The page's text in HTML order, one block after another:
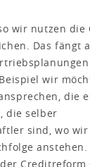
wir nutzen die
Das fängt
wir
die
die selber
sind, wo
anstehen.
Creditreform